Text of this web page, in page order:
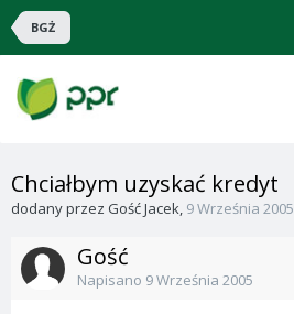
BGŻ
Chciałbym uzyskać kredyt
dodany przez Gość Jacek, 9 Września 2005
Gość
Napisano 9 Września 2005